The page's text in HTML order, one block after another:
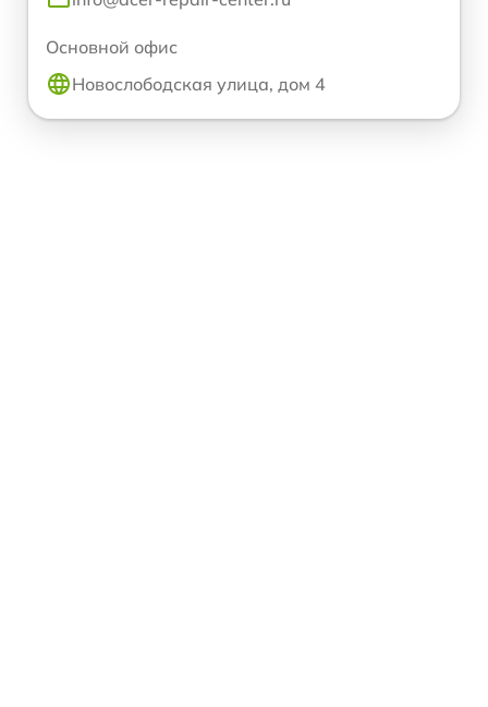
Основной офис
Новослободская улица, дом 4